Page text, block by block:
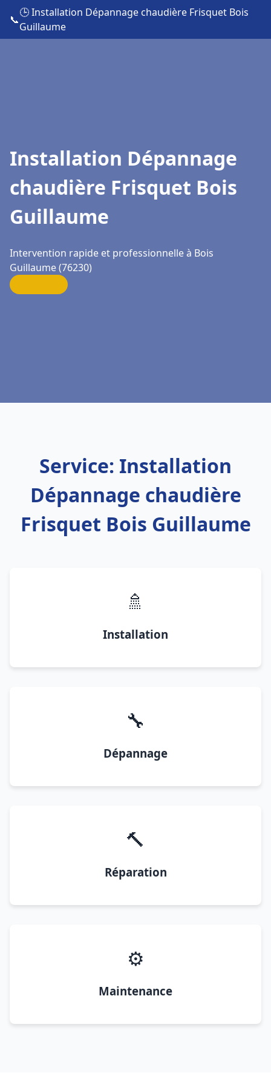
📞
🕒 Installation Dépannage chaudière Frisquet Bois
Guillaume
Installation Dépannage
chaudière Frisquet Bois
Guillaume
Intervention rapide et professionnelle à Bois
Guillaume (76230)
Service: Installation
Dépannage chaudière
Frisquet Bois Guillaume
🚿
Installation
🔧
Dépannage
🔨
Réparation
⚙️
Maintenance